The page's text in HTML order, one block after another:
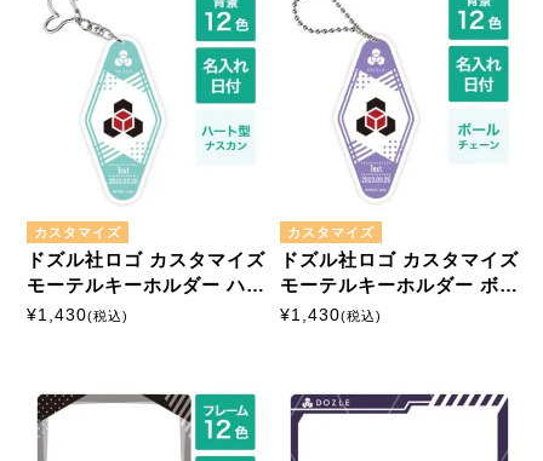
はがきサイズ
カスタマイズ
モーテルキーホルダー
硬質ケース
カスタマイズ
ドズル社ロゴ カスタマイズ
モーテルキーホルダー ハー
ト型ナスカン
¥1,430(税込)
カスタマイズ
ドズル社ロゴ カスタマイズ
モーテルキーホルダー ボー
ルチェーン
¥1,430(税込)